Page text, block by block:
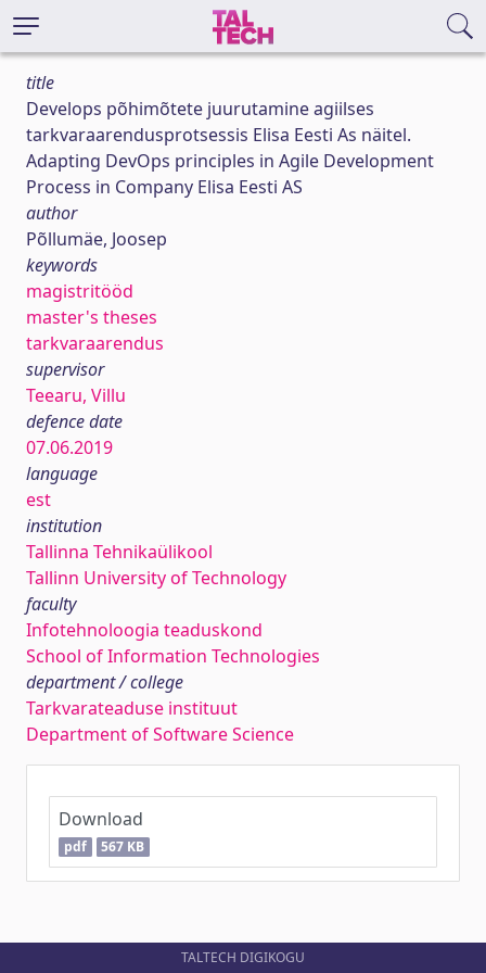
title
Develops põhimõtete juurutamine agiilses
tarkvaraarendusprotsessis Elisa Eesti As näitel.
Adapting DevOps principles in Agile Development
Process in Company Elisa Eesti AS
author
Põllumäe, Joosep
keywords
magistritööd
master's theses
tarkvaraarendus
supervisor
Teearu, Villu
defence date
07.06.2019
language
est
institution
Tallinna Tehnikaülikool
Tallinn University of Technology
faculty
Infotehnoloogia teaduskond
School of Information Technologies
department / college
Tarkvarateaduse instituut
Department of Software Science
Download
pdf 567 KB
TALTECH DIGIKOGU